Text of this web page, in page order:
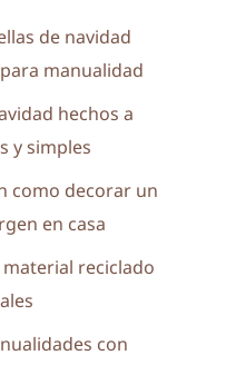
de navidad
manualidad
hechos a
y simples
como decorar un
en casa
reciclado
con